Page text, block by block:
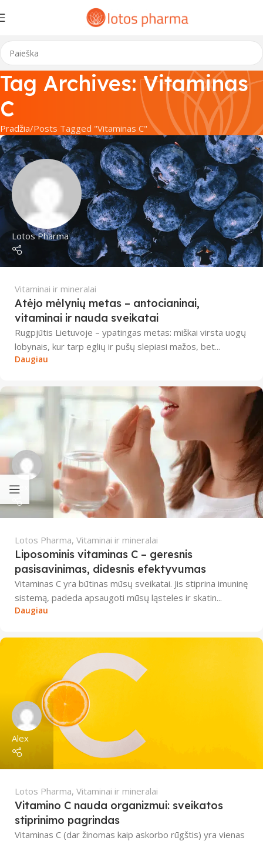
Tag Archives: Vitaminas
C
Pradžia Posts Tagged "Vitaminas C"
Lotos Pharma
Vitaminai ir mineralai
Atėjo mėlynių metas – antocianinai,
vitaminai ir nauda sveikatai
Rugpjūtis Lietuvoje – ypatingas metas: miškai virsta uogų
lobynais, kur tarp eglių ir pušų slepiasi mažos, bet...
Daugiau
Alex
Lotos Pharma, Vitaminai ir mineralai
Liposominis vitaminas C – geresnis
pasisavinimas, didesnis efektyvumas
Vitaminas C yra būtinas mūsų sveikatai. Jis stiprina imuninę
sistemą, padeda apsaugoti mūsų ląsteles ir skatin...
Daugiau
Alex
Lotos Pharma, Vitaminai ir mineralai
Vitamino C nauda organizmui: sveikatos
stiprinimo pagrindas
Vitaminas C (dar žinomas kaip askorbo rūgštis) yra vienas